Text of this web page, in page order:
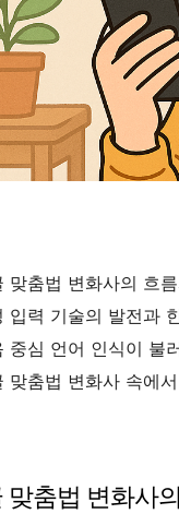
맞춤법 변화사의 흐
입력 기술의 발전과
중심 언어 인식이 불
맞춤법 변화사 속에
맞춤법 변화사